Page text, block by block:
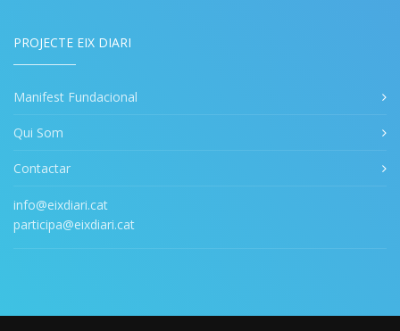
PROJECTE EIX DIARI
Manifest Fundacional
Qui Som
Contactar
info@eixdiari.cat
participa@eixdiari.cat